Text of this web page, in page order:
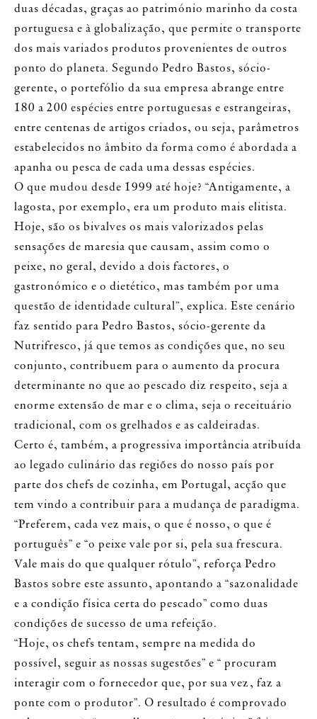
duas décadas, graças ao património marinho da costa
portuguesa e à globalização, que permite o transporte
dos mais variados produtos provenientes de outros
ponto do planeta. Segundo Pedro Bastos, sócio-
gerente, o portefólio da sua empresa abrange entre
180 a 200 espécies entre portuguesas e estrangeiras,
entre centenas de artigos criados, ou seja, parâmetros
estabelecidos no âmbito da forma como é abordada a
apanha ou pesca de cada uma dessas espécies.
O que mudou desde 1999 até hoje? “Antigamente, a
lagosta, por exemplo, era um produto mais elitista.
Hoje, são os bivalves os mais valorizados pelas
sensações de maresia que causam, assim como o
peixe, no geral, devido a dois factores, o
gastronómico e o dietético, mas também por uma
questão de identidade cultural”, explica. Este cenário
faz sentido para Pedro Bastos, sócio-gerente da
Nutrifresco, já que temos as condições que, no seu
conjunto, contribuem para o aumento da procura
determinante no que ao pescado diz respeito, seja a
enorme extensão de mar e o clima, seja o receituário
tradicional, com os grelhados e as caldeiradas.
Certo é, também, a progressiva importância atribuída
ao legado culinário das regiões do nosso país por
parte dos chefs de cozinha, em Portugal, acção que
tem vindo a contribuir para a mudança de paradigma.
“Preferem, cada vez mais, o que é nosso, o que é
português” e “o peixe vale por si, pela sua frescura.
Vale mais do que qualquer rótulo”, reforça Pedro
Bastos sobre este assunto, apontando a “sazonalidade
e a condição física certa do pescado” como duas
condições de sucesso de uma refeição.
“Hoje, os chefs tentam, sempre na medida do
possível, seguir as nossas sugestões” e “ procuram
interagir com o fornecedor que, por sua vez, faz a
ponte com o produtor”. O resultado é comprovado